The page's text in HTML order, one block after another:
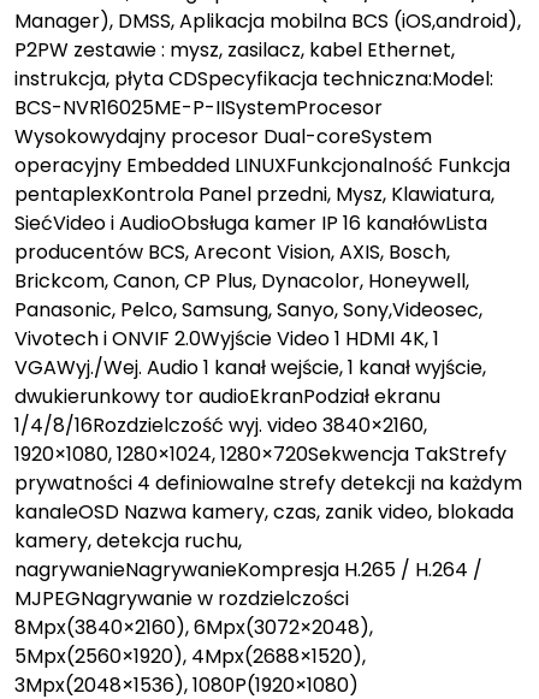
Manager), DMSS, Aplikacja mobilna BCS (iOS,android),
P2PW zestawie : mysz, zasilacz, kabel Ethernet,
instrukcja, płyta CDSpecyfikacja techniczna:Model:
BCS-NVR16025ME-P-IISystemProcesor
Wysokowydajny procesor Dual-coreSystem
operacyjny Embedded LINUXFunkcjonalność Funkcja
pentaplexKontrola Panel przedni, Mysz, Klawiatura,
SiećVideo i AudioObsługa kamer IP 16 kanałówLista
producentów BCS, Arecont Vision, AXIS, Bosch,
Brickcom, Canon, CP Plus, Dynacolor, Honeywell,
Panasonic, Pelco, Samsung, Sanyo, Sony,Videosec,
Vivotech i ONVIF 2.0Wyjście Video 1 HDMI 4K, 1
VGAWyj./Wej. Audio 1 kanał wejście, 1 kanał wyjście,
dwukierunkowy tor audioEkranPodział ekranu
1/4/8/16Rozdzielczość wyj. video 3840×2160,
1920×1080, 1280×1024, 1280×720Sekwencja TakStrefy
prywatności 4 definiowalne strefy detekcji na każdym
kanaleOSD Nazwa kamery, czas, zanik video, blokada
kamery, detekcja ruchu,
nagrywanieNagrywanieKompresja H.265 / H.264 /
MJPEGNagrywanie w rozdzielczości
8Mpx(3840×2160), 6Mpx(3072×2048),
5Mpx(2560×1920), 4Mpx(2688×1520),
3Mpx(2048×1536), 1080P(1920×1080)